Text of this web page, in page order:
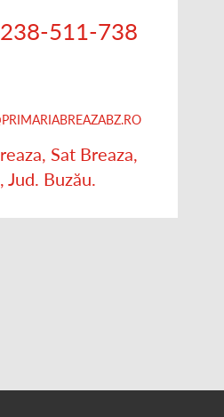
511-738
Sat Breaza,
Jud. Buzău.